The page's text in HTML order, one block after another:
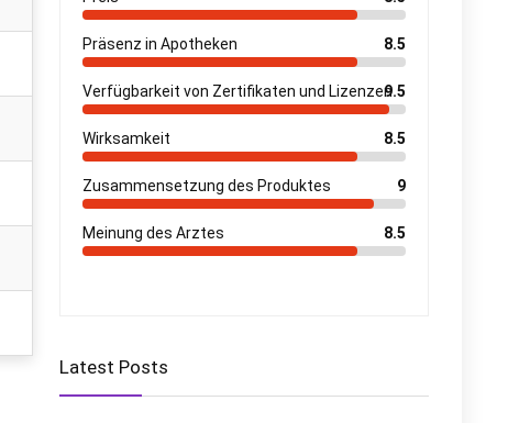
Präsenz in Apotheken 8.5
Verfügbarkeit von Zertifikaten und Lizenzen9.5
Wirksamkeit 8.5
Zusammensetzung des Produktes 9
Meinung des Arztes 8.5
Latest Posts